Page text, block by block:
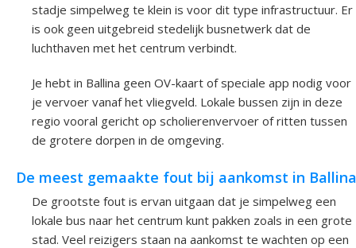
stadje simpelweg te klein is voor dit type infrastructuur. Er
is ook geen uitgebreid stedelijk busnetwerk dat de
luchthaven met het centrum verbindt.
Je hebt in Ballina geen OV-kaart of speciale app nodig voor
je vervoer vanaf het vliegveld. Lokale bussen zijn in deze
regio vooral gericht op scholierenvervoer of ritten tussen
de grotere dorpen in de omgeving.
De meest gemaakte fout bij aankomst in Ballina
De grootste fout is ervan uitgaan dat je simpelweg een
lokale bus naar het centrum kunt pakken zoals in een grote
stad. Veel reizigers staan na aankomst te wachten op een